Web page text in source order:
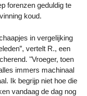
forenzen geduldig te
koud.
in vergelijking
vertelt R., een
"Vroeger, toen
immers machinaal
Ik begrijp niet hoe die
vandaag de dag nog